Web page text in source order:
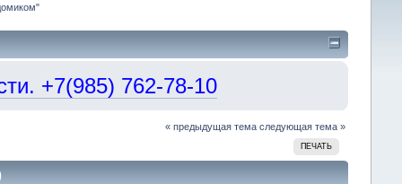
+7(985) 762-78-10
« предыдущая тема следующая тема »
ПЕЧАТЬ